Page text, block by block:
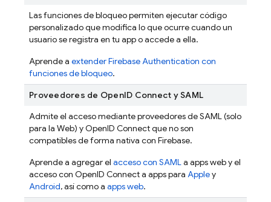
Las funciones de bloqueo permiten ejecutar código
personalizado que modifica lo que ocurre cuando un
usuario se registra en tu app o accede a ella.
Aprende a extenderFirebase Authentication con
funciones de bloqueo.
Proveedores de OpenID Connect y SAML
Admite el acceso mediante proveedores de SAML (solo
para la Web) y OpenID Connect que no son
compatibles de forma nativa con Firebase.
Aprende a agregar el acceso con SAMLa apps web y el
acceso con OpenID Connect a apps para Appley
Android, así como a apps web.